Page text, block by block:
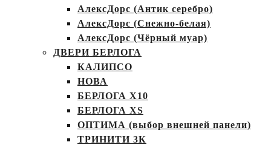
АлексДорс (Антик серебро)
АлексДорс (Снежно-белая)
АлексДорс (Чёрный муар)
ДВЕРИ БЕРЛОГА
КАЛИПСО
НОВА
БЕРЛОГА Х10
БЕРЛОГА XS
ОПТИМА (выбор внешней панели)
ТРИНИТИ 3К